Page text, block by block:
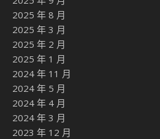
2025 年 8 月
2025 年 3 月
2025 年 2 月
2025 年 1 月
2024 年 11 月
2024 年 5 月
2024 年 4 月
2024 年 3 月
2023 年 12 月